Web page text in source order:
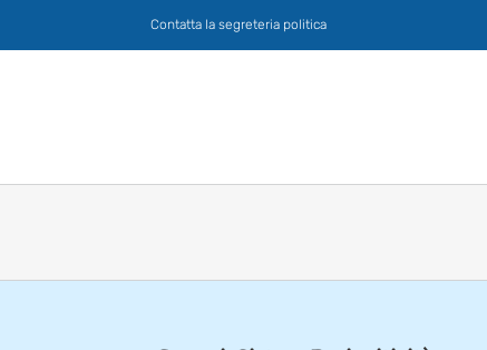
Contatta la segreteria politica